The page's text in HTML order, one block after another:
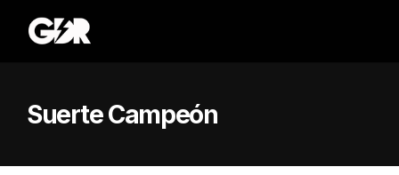
Suerte Campeón